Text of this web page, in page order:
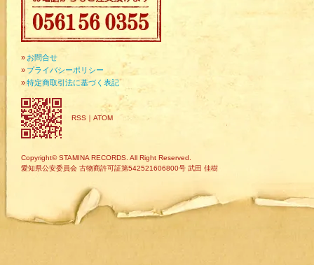
» お問合せ
» プライバシーポリシー
»特定商取引法に基づく表記
RSS ｜ ATOM
Copyright© STAMINA RECORDS. All Right Reserved.
愛知県公安委員会 古物商許可証第542521606800号 武田 佳樹